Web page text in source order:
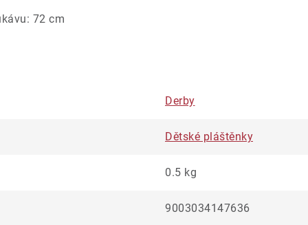
72 cm
Derby
Dětské pláštěnky
0.5 kg
9003034147636